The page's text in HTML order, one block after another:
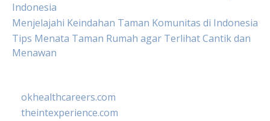
Indonesia
Menjelajahi Keindahan Taman Komunitas di Indonesia
Tips Menata Taman Rumah agar Terlihat Cantik dan
Menawan
okhealthcareers.com
theintexperience.com